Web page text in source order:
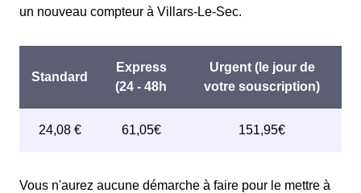
un nouveau compteur à Villars-Le-Sec.
Vous n'aurez aucune démarche à faire pour le mettre à